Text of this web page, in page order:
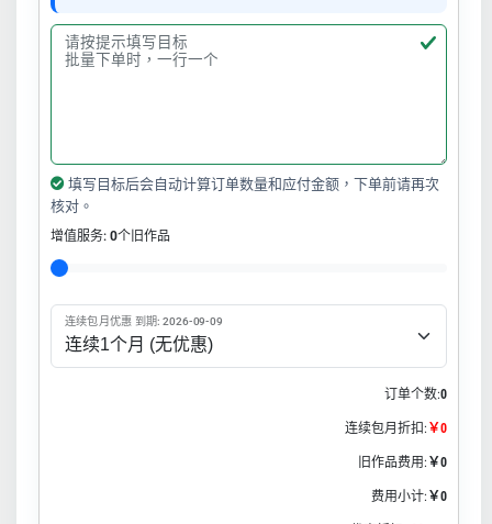
填写目标后会自动计算订单数量和应付金额，下单前请再次
核对。
增值服务: 0个旧作品
连续包月优惠 到期: 2026-09-09
订单个数:0
连续包月折扣: ￥0
旧作品费用: ￥0
费用小计: ￥0